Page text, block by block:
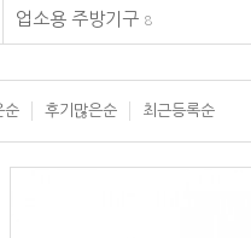
업소용 주방기구 8
순 후기많은순 최근등록순